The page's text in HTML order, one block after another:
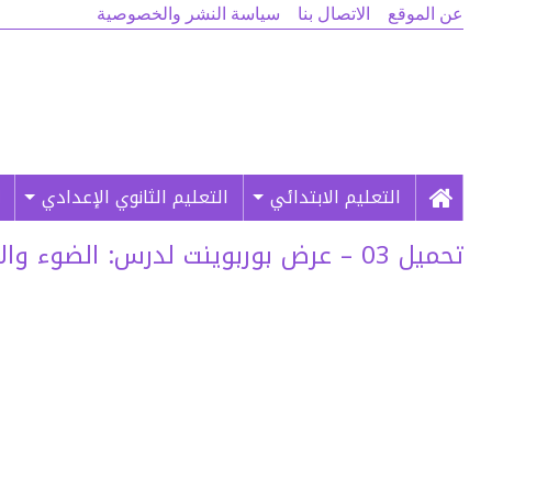
عن الموقع الاتصال بنا سياسة النشر والخصوصية
التعليم الابتدائي التعليم الثانوي الإعدادي
تحميل 03 – عرض بوربوينت لدرس: الضوء والألوان – تبدد الضوء